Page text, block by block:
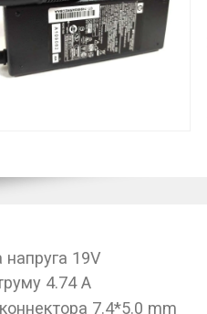
напруга 19V
4.74 A
7.4*5.0 mm